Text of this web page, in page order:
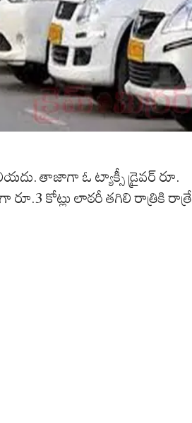
తాజాగా ఓ ట్యాక్సీ డ్రైవ‌ర్ రూ.
కోట్లు లాఠ‌రీ త‌గిలి రాత్రికి రాత్రే